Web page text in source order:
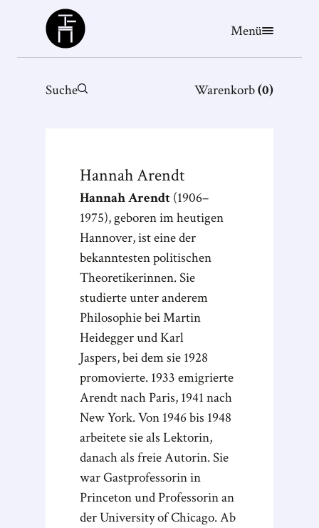
Büchergilde
Menü
Suche Warenkorb(0)
HannahArendt
Hannah Arendt (1906–
1975), geboren im heutigen
Hannover, ist eine der
bekanntesten politischen
Theoretikerinnen. Sie
studierte unter anderem
Philosophie bei Martin
Heidegger und Karl
Jaspers, bei dem sie 1928
promovierte. 1933 emigrierte
Arendt nach Paris, 1941 nach
New York. Von 1946 bis 1948
arbeitete sie als Lektorin,
danach als freie Autorin. Sie
war Gastprofessorin in
Princeton und Professorin an
der University of Chicago. Ab